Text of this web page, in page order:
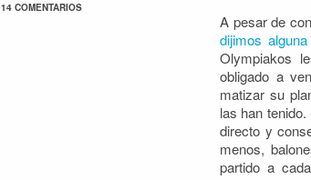
A pesar de
dijimos
Olympiakos
obligado a
matizar su
las han
directo y
menos,
partido a
14 COMENTARIOS